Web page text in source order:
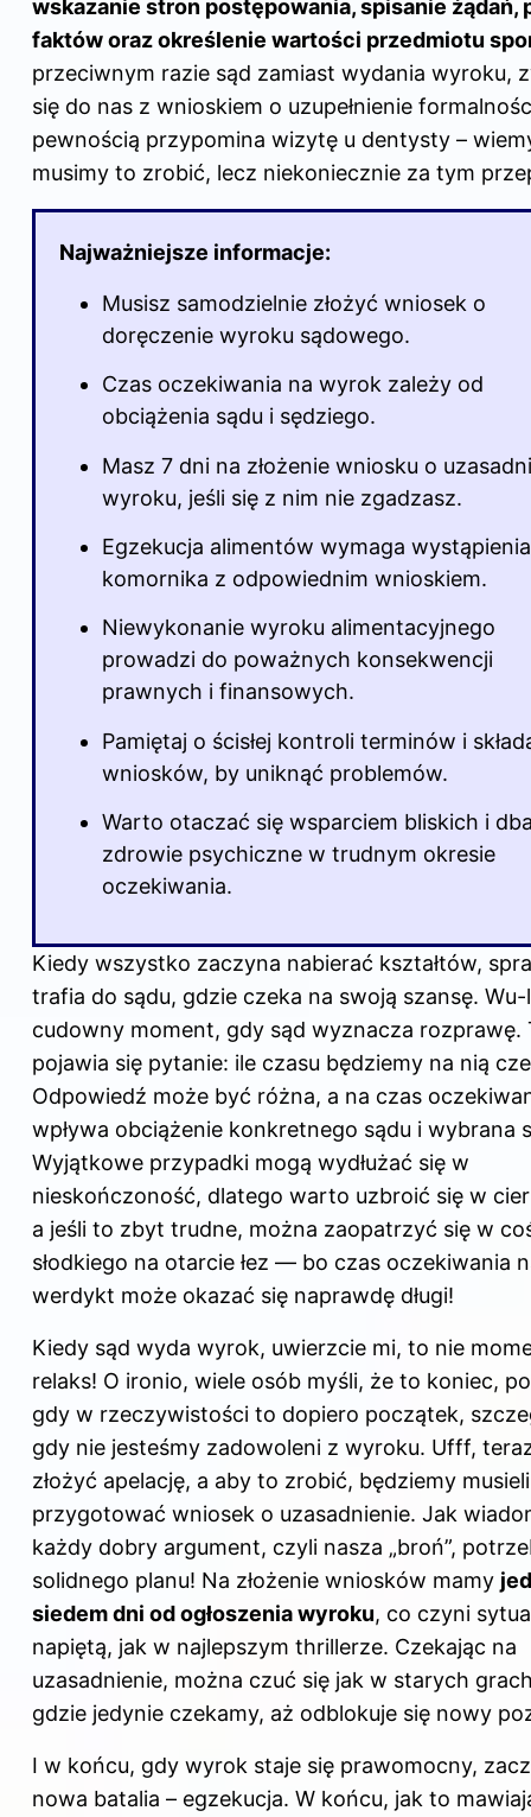
wskazanie stron postępowania, spisanie żądań,
faktów oraz określenie wartości przedmiotu
przeciwnym razie sąd zamiast wydania wyroku,
się do nas z wnioskiem o uzupełnienie
pewnością przypomina wizytę u dentysty –
musimy to zrobić, lecz niekoniecznie za tym
Najważniejsze informacje:
Musisz samodzielnie złożyć wniosek o
doręczenie wyroku sądowego.
Czas oczekiwania na wyrok zależy od
obciążenia sądu i sędziego.
Masz 7 dni na złożenie wniosku o
wyroku, jeśli się z nim nie zgadzasz.
Egzekucja alimentów wymaga
komornika z odpowiednim wnioskiem.
Niewykonanie wyroku alimentacyjnego
prowadzi do poważnych konsekwencji
prawnych i finansowych.
Pamiętaj o ścisłej kontroli terminów i
wniosków, by uniknąć problemów.
Warto otaczać się wsparciem bliskich i
zdrowie psychiczne w trudnym okresie
oczekiwania.
Kiedy wszystko zaczyna nabierać kształtów,
trafia do sądu, gdzie czeka na swoją szansę. Wu-
cudowny moment, gdy sąd wyznacza rozprawę.
pojawia się pytanie: ile czasu będziemy na nią
Odpowiedź może być różna, a na czas
wpływa obciążenie konkretnego sądu i wybrana
Wyjątkowe przypadki mogą wydłużać się w
nieskończoność, dlatego warto uzbroić się w
a jeśli to zbyt trudne, można zaopatrzyć się w
słodkiego na otarcie łez — bo czas oczekiwania
werdykt może okazać się naprawdę długi!
Kiedy sąd wyda wyrok, uwierzcie mi, to nie
relaks! O ironio, wiele osób myśli, że to koniec,
gdy w rzeczywistości to dopiero początek,
gdy nie jesteśmy zadowoleni z wyroku. Ufff,
złożyć apelację, a aby to zrobić, będziemy musieli
przygotować wniosek o uzasadnienie. Jak
każdy dobry argument, czyli nasza „broń”,
solidnego planu! Na złożenie wniosków mamy
siedem dni od ogłoszenia wyroku, co czyni
napiętą, jak w najlepszym thrillerze. Czekając na
uzasadnienie, można czuć się jak w starych grach
gdzie jedynie czekamy, aż odblokuje się nowy
I w końcu, gdy wyrok staje się prawomocny,
nowa batalia – egzekucja. W końcu, jak to